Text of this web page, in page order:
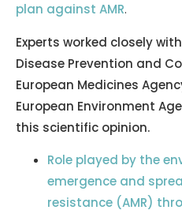
plan against AMR.
Experts worked closely
Disease Prevention and
European Medicines
European Environment
this scientific opinion.
Role played by the
emergence and
resistance (AMR)